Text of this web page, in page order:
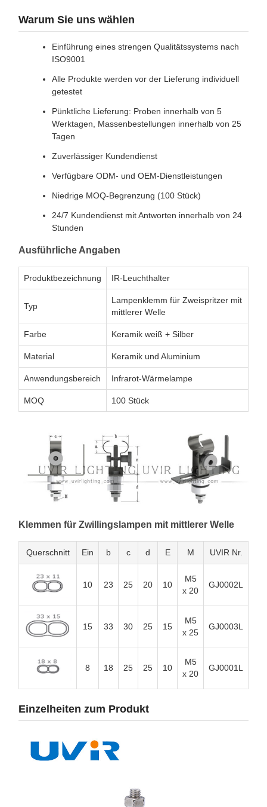
Warum Sie uns wählen
Einführung eines strengen Qualitätssystems nach
ISO9001
Alle Produkte werden vor der Lieferung individuell
getestet
Pünktliche Lieferung: Proben innerhalb von 5
Werktagen, Massenbestellungen innerhalb von 25
Tagen
Zuverlässiger Kundendienst
Verfügbare ODM- und OEM-Dienstleistungen
Niedrige MOQ-Begrenzung (100 Stück)
24/7 Kundendienst mit Antworten innerhalb von 24
Stunden
Ausführliche Angaben
Produktbezeichnung IR-Leuchthalter
Typ
Lampenklemm für Zweispritzer mit
mittlerer Welle
Farbe Keramik weiß + Silber
Material Keramik und Aluminium
Anwendungsbereich Infrarot-Wärmelampe
MOQ 100 Stück
Klemmen für Zwillingslampen mit mittlerer Welle
Querschnitt Ein b c d E M UVIR Nr.
10 23 25 20 10
M5
x 20
GJ0002L
15 33 30 25 15
M5
x 25
GJ0003L
8 18 25 25 10
M5
x 20
GJ0001L
Einzelheiten zum Produkt